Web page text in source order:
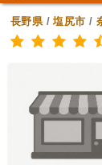
長野県/塩尻市 /